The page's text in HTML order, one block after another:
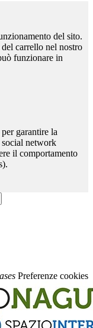
del sito.
carrello nel nostro
funzionare in
garantire la
network
il comportamento
Preferenze cookies